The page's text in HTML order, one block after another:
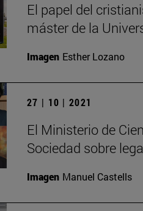
El papel del
máster de la
Imagen Esther Lozano
27 | 10 | 2021
El Ministerio de
Sociedad sobre
Imagen Manuel Castells